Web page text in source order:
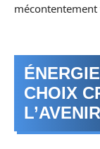
CHOIX
L’AVENIR